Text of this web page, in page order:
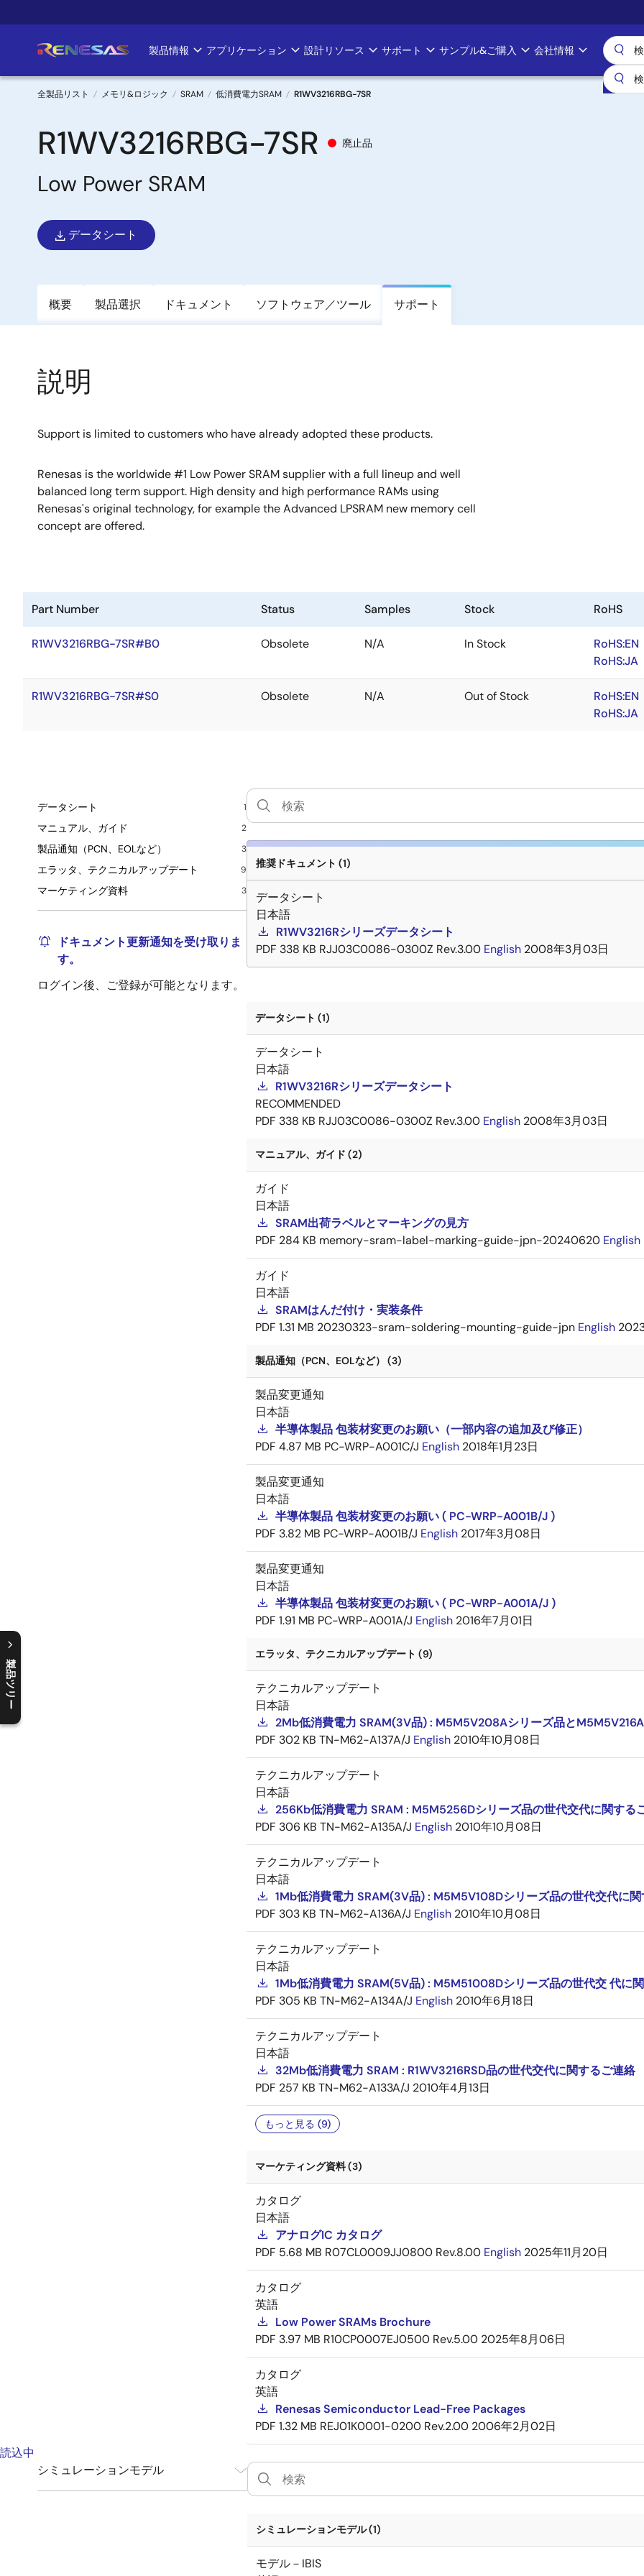
イ
ン
Main
navigation
製品情報 アプリケーション 設計リソース サポート サンプル&ご購入 会社情報
パ
ン
く
ず
全製品リスト メモリ&ロジック SRAM 低消費電力SRAM R1WV3216RBG-7SR
R1WV3216RBG-7SR 廃止品
Low Power SRAM
データシート
概要 製品選択 ドキュメント ソフトウェア／ツール サポート
製品ツリー
C
l
o
s
e
p
r
o
d
u
c
t
t
r
e
e
m
e
n
O
p
e
n
p
r
o
d
u
c
t
t
r
e
e
m
e
n
説明
Support is limited to customers who have already adopted these products.
Renesas is the worldwide #1 Low Power SRAM supplier with a full lineup and well
balanced long term support. High density and high performance RAMs using
Renesas's original technology, for example the Advanced LPSRAM new memory cell
concept are offered.
Part Number Status Samples Stock RoHS
R1WV3216RBG-7SR#B0 Obsolete N/A In Stock
RoHS:EN
RoHS:JA
R1WV3216RBG-7SR#S0 Obsolete N/A Out of Stock
RoHS:EN
RoHS:JA
データシート 1
マニュアル、ガイド 2
製品通知（PCN、EOLなど） 3
エラッタ、テクニカルアップデート 9
マーケティング資料 3
ドキュメント更新通知を受け取りま
す。
ログイン後、ご登録が可能となります。
推奨ドキュメント (1)
データシート
日本語
R1WV3216Rシリーズデータシート
PDF 338 KB RJJ03C0086-0300Z Rev.3.00 English 2008年3月03日
データシート (1)
データシート
日本語
R1WV3216Rシリーズデータシート
RECOMMENDED
PDF 338 KB RJJ03C0086-0300Z Rev.3.00 English 2008年3月03日
マニュアル、ガイド (2)
ガイド
日本語
SRAM出荷ラベルとマーキングの見方
PDF 284 KB memory-sram-label-marking-guide-jpn-20240620 English
ガイド
日本語
SRAMはんだ付け・実装条件
PDF 1.31 MB 20230323-sram-soldering-mounting-guide-jpn English
製品通知（PCN、EOLなど） (3)
製品変更通知
日本語
半導体製品 包装材変更のお願い（一部内容の追加及び修正）
PDF 4.87 MB PC-WRP-A001C/J English 2018年1月23日
製品変更通知
日本語
半導体製品 包装材変更のお願い ( PC-WRP-A001B/J )
PDF 3.82 MB PC-WRP-A001B/J English 2017年3月08日
製品変更通知
日本語
半導体製品 包装材変更のお願い ( PC-WRP-A001A/J )
PDF 1.91 MB PC-WRP-A001A/J English 2016年7月01日
エラッタ、テクニカルアップデート (9)
テクニカルアップデート
日本語
2Mb低消費電力 SRAM(3V品) : M5M5V208Aシリーズ品と
PDF 302 KB TN-M62-A137A/J English 2010年10月08日
テクニカルアップデート
日本語
256Kb低消費電力 SRAM : M5M5256Dシリーズ品の世代交代に関する
PDF 306 KB TN-M62-A135A/J English 2010年10月08日
テクニカルアップデート
日本語
1Mb低消費電力 SRAM(3V品) : M5M5V108Dシリーズ品の世代交代に
PDF 303 KB TN-M62-A136A/J English 2010年10月08日
テクニカルアップデート
日本語
1Mb低消費電力 SRAM(5V品) : M5M51008Dシリーズ品の世代交 代に
PDF 305 KB TN-M62-A134A/J English 2010年6月18日
テクニカルアップデート
日本語
32Mb低消費電力 SRAM : R1WV3216RSD品の世代交代に関するご連絡
PDF 257 KB TN-M62-A133A/J 2010年4月13日
もっと見る (9)
マーケティング資料 (3)
カタログ
日本語
アナログIC カタログ
PDF 5.68 MB R07CL0009JJ0800 Rev.8.00 English 2025年11月20日
カタログ
英語
Low Power SRAMs Brochure
PDF 3.97 MB R10CP0007EJ0500 Rev.5.00 2025年8月06日
カタログ
英語
Renesas Semiconductor Lead-Free Packages
PDF 1.32 MB REJ01K0001-0200 Rev.2.00 2006年2月02日
読込中
シミュレーションモデル
シミュレーションモデル (1)
モデル－IBIS